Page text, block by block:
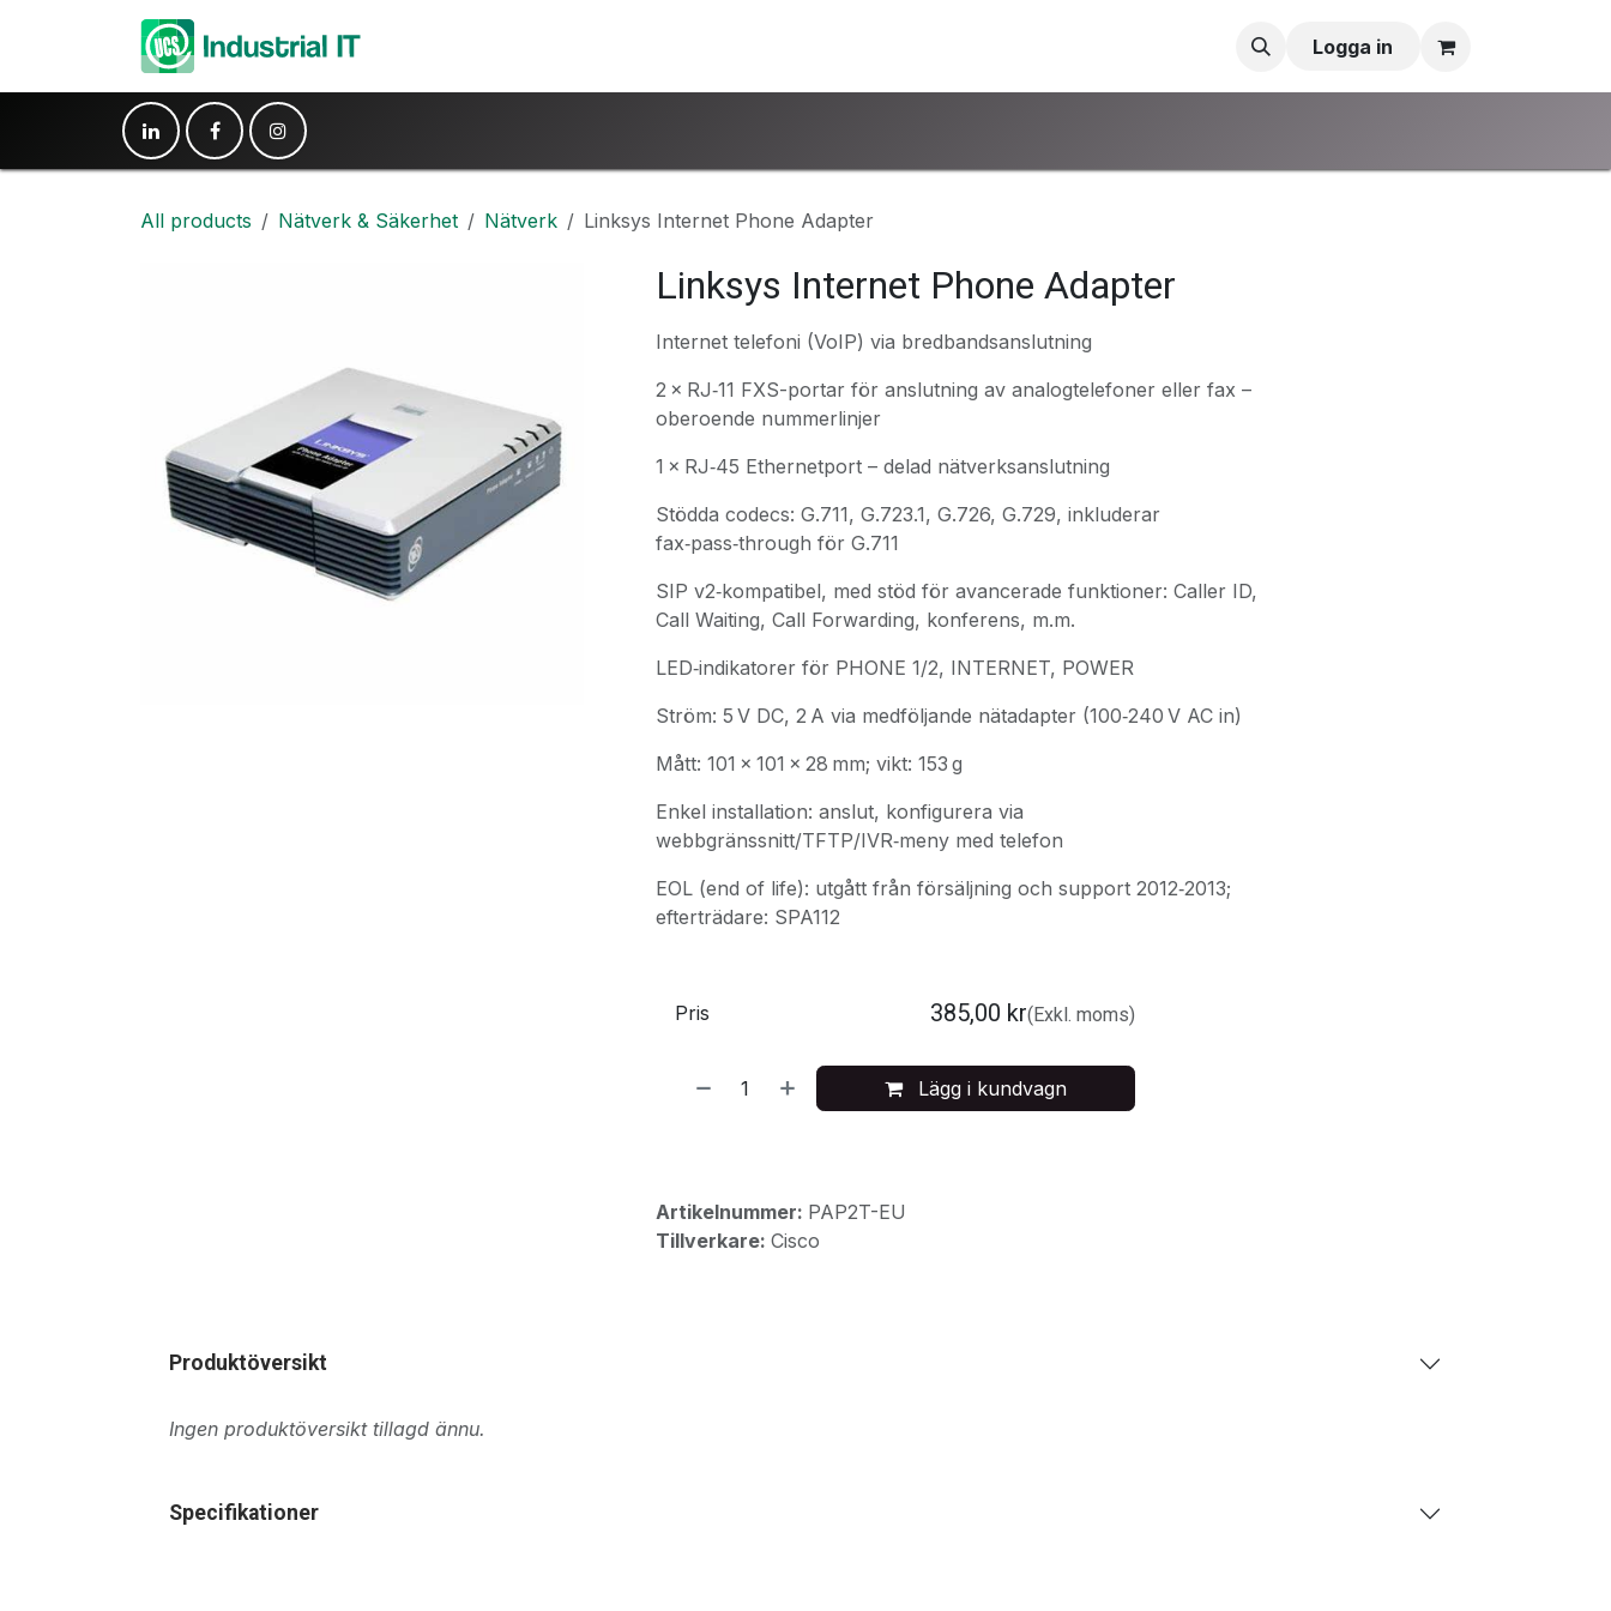
Hoppa till innehåll
Logga in
All products Nätverk & Säkerhet Nätverk Linksys Internet Phone Adapter
Linksys Internet Phone Adapter
Internet telefoni (VoIP) via bredbandsanslutning
2 × RJ‑11 FXS-portar för anslutning av analogtelefoner eller fax –
oberoende nummerlinjer
1 × RJ‑45 Ethernetport – delad nätverksanslutning
Stödda codecs: G.711, G.723.1, G.726, G.729, inkluderar
fax‑pass‑through för G.711
SIP v2‑kompatibel, med stöd för avancerade funktioner: Caller ID,
Call Waiting, Call Forwarding, konferens, m.m.
LED‑indikatorer för PHONE 1/2, INTERNET, POWER
Ström: 5 V DC, 2 A via medföljande nätadapter (100‑240 V AC in)
Mått: 101 × 101 × 28 mm; vikt: 153 g
Enkel installation: anslut, konfigurera via
webbgränssnitt/TFTP/IVR‑meny med telefon
EOL (end of life): utgått från försäljning och support 2012‑2013;
efterträdare: SPA112
Lägg i kundvagn
Pris 385,00 kr(Exkl. moms)
Artikelnummer: PAP2T-EU
Tillverkare: Cisco
Produktöversikt
Ingen produktöversikt tillagd ännu.
Specifikationer